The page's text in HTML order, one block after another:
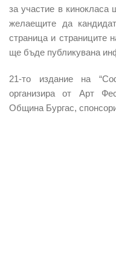
за участие в
желаещите да
страница и страниците
ще бъде публикувана
21-то издание на
организира от Арт
Община Бургас,